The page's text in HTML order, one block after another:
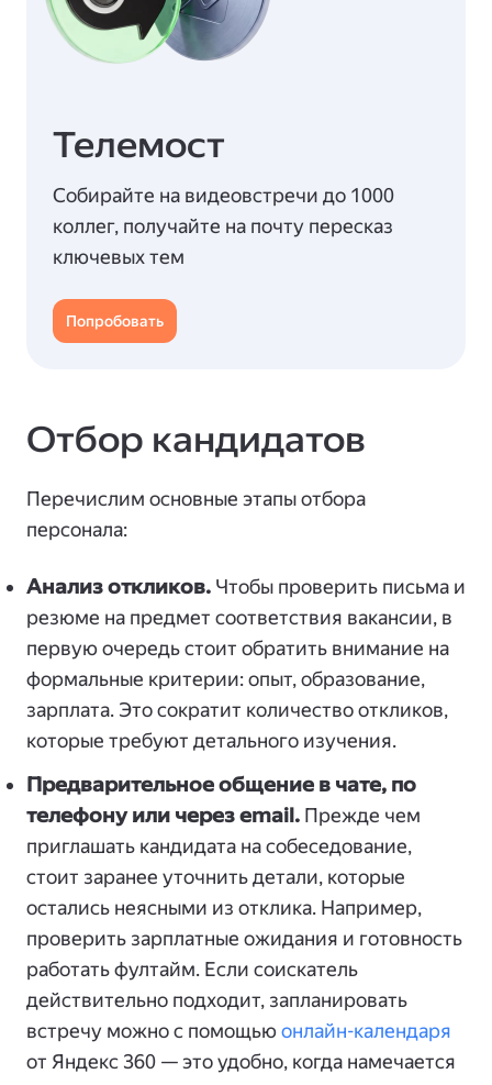
Телемост
Собирайте на видеовстречи до 1000
коллег, получайте на почту пересказ
ключевых тем
Попробовать
Отбор кандидатов
Перечислим основные этапы отбора
персонала:
Анализ откликов. Чтобы проверить письма и
резюме на предмет соответствия вакансии, в
первую очередь стоит обратить внимание на
формальные критерии: опыт, образование,
зарплата. Это сократит количество откликов,
которые требуют детального изучения.
Предварительное общение в чате, по
телефону или через email. Прежде чем
приглашать кандидата на собеседование,
стоит заранее уточнить детали, которые
остались неясными из отклика. Например,
проверить зарплатные ожидания и готовность
работать фултайм. Если соискатель
действительно подходит, запланировать
встречу можно с помощьюонлайн-календаря
от Яндекс 360 — это удобно, когда намечается